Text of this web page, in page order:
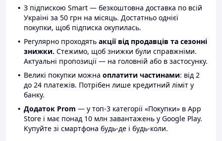
З підпискою Smart — безкоштовна доставка по всій
Україні за 50 грн на місяць. Достатньо однієї
покупки, щоб підписка окупилась.
Регулярно проходять акції від продавців та сезонні
знижки. Стежимо, щоб знижки були справжніми.
Актуальні пропозиції — на головній або в застосунку.
Великі покупки можна оплатити частинами: від 2
до 24 платежів. Потрібен лише кредитний ліміт у
банку.
Додаток Prom — у топ-3 категорії «Покупки» в App
Store і має понад 10 млн завантажень у Google Play.
Купуйте зі смартфона будь-де і будь-коли.